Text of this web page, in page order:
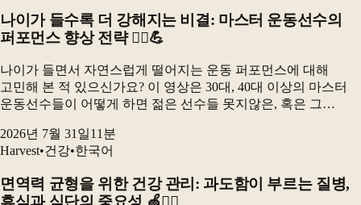
나이가 들수록 더 강해지는 비결: 마스터 운동선수의
퍼포먼스 향상 전략 🚴‍♂️💪
나이가 들면서 자연스럽게 떨어지는 운동 퍼포먼스에 대해
고민해 본 적 있으신가요? 이 영상은 30대, 40대 이상의 마스터
운동선수들이 어떻게 하면 젊은 선수들 못지않은, 혹은 그
지속할 수 있는지에 대한 심도 있는 이야기를 전합니다...
2026년 7월 31일11 분
Harvest•건강•한국어
면역력 균형을 위한 건강 관리: 과도함이 부르는 질병,
휴식과 식단의 중요성 🍏🧘‍♀️